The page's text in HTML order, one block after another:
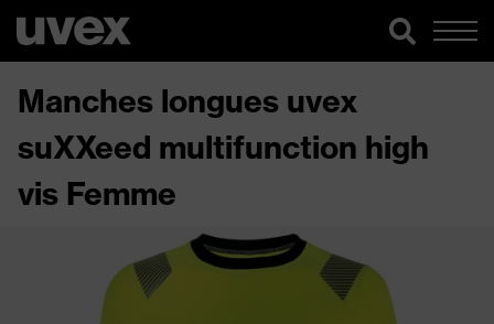
Manches longues uvex
suXXeed multifunction high
vis Femme